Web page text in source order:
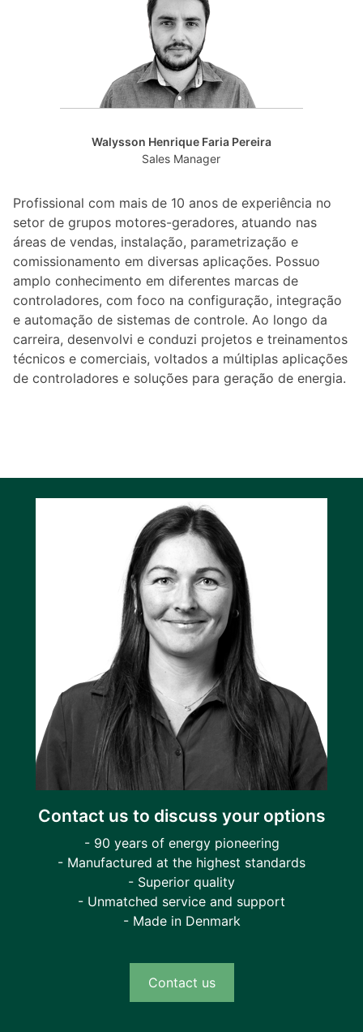
Walysson Henrique Faria Pereira
Sales Manager
Profissional com mais de 10 anos de experiência no
setor de grupos motores-geradores, atuando nas
áreas de vendas, instalação, parametrização e
comissionamento em diversas aplicações. Possuo
amplo conhecimento em diferentes marcas de
controladores, com foco na configuração, integração
e automação de sistemas de controle. Ao longo da
carreira, desenvolvi e conduzi projetos e treinamentos
técnicos e comerciais, voltados a múltiplas aplicações
de controladores e soluções para geração de energia.
Contact us to discuss your options
- 90 years of energy pioneering
- Manufactured at the highest standards
- Superior quality
- Unmatched service and support
- Made in Denmark
Contact us